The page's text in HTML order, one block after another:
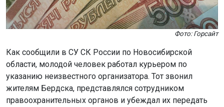
Фото: Горсайт
Как сообщили в СУ СК России по Новосибирской
области, молодой человек работал курьером по
указанию неизвестного организатора. Тот звонил
жителям Бердска, представлялся сотрудником
правоохранительных органов и убеждал их передать